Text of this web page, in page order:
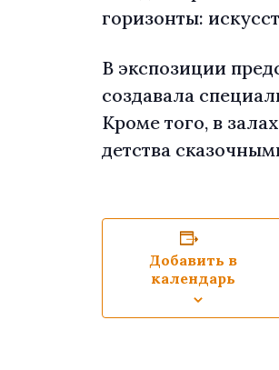
горизонты:
В экспозиции
создавала
Кроме того, в
детства
Добавить в
календарь